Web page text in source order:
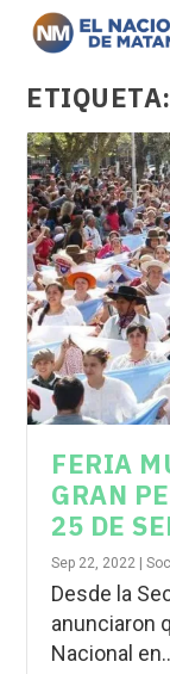
ETIQUETA:
FERIA
GRAN
25 DE
Sep 22, 2022 |
Desde la
anunciaron
Nacional